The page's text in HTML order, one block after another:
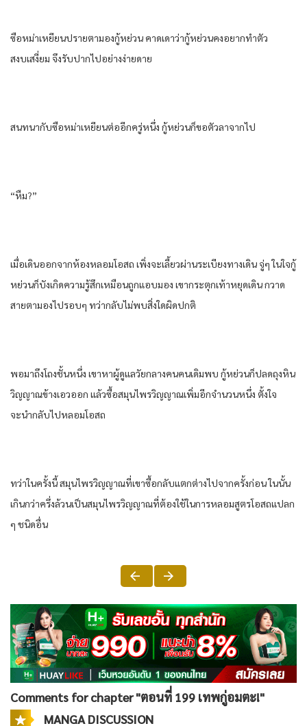
ซือ​หม่า​เหยียน​ปรายตา​มอง​กู้​หย่วน​ คาดเดา​ว่า​กู้​หย่วนคง​อยาก​ทำตัว​
สงบเสงี่ยม​ จึงรับปาก​ไปอย่าง​ง่ายดาย​
สนทนา​กับ​ซือ​หม่า​เหยียน​ต่อ​อีก​ครู่หนึ่ง​ กู้​หย่วน​ก็​ขอตัว​ลา​จากไป​
“หืม?”​
เมื่อ​เดิน​ออกจาก​ห้อง​หลอม​โอสถ​ เพิ่งจะ​เลี้ยว​ผ่าน​ระเบียง​ทางเดิน​ จู่ๆ ใน​ใจกู้​
หย่วน​ก็​บังเกิด​ความรู้สึก​เหมือน​ถูก​แอบมอง​ เขา​กระตุก​เท้า​หยุด​เดิน​ กวาด
สายตา​มอง​ไปรอบ​ๆ ทว่า​กลับ​ไม่พบ​สิ่งใด​ผิดปกติ​
พอ​มาถึงโถงชั้นหนึ่ง​ เขา​หา​ผู้ดูแล​วัยกลางคน​คน​เดิม​พบ​ กู้​หย่วน​ก็​ปลด​ถุงหิน​
วิญญาณ​ข้าง​เอว​ออก​ แล้ว​ซื้อ​สมุนไพร​วิญญาณ​เพิ่ม​อีก​จำนวน​หนึ่ง​ ตั้งใจ​
จะนำ​กลับ​ไปหลอม​โอสถ​
ทว่า​ใน​ครั้งนี้​ สมุนไพร​วิญญาณ​ที่​เขา​ซื้อ​กลับ​แตกต่าง​ไปจาก​ครั้งก่อน​ ใน​นั้น​
เกิน​กว่า​ครึ่ง​ล้วน​เป็น​สมุนไพร​วิญญาณ​ที่​ต้อง​ใช้ใน​การหลอม​สูตร​โอสถ​แปลก​
ๆ ชนิด​อื่น​
Comments for chapter "ตอนที่ 199 เทพกู่อมตะ!"
MANGA DISCUSSION